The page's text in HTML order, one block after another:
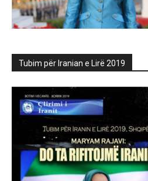
Tubim për Iranian e Lirë 2019